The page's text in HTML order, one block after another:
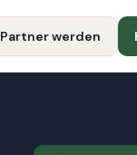
Partner werden